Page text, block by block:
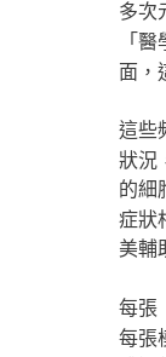
多次
「
面，
這些
狀況
的細
症狀
美輔
每張
每張